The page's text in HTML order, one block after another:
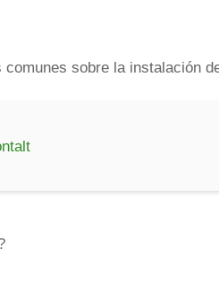
sobre la instalación